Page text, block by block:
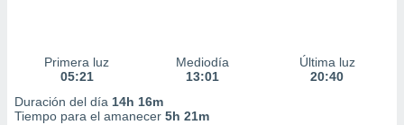
Primera luz
05:21
Mediodía
13:01
Última luz
20:40
Duración del día 14h 16m
Tiempo para el amanecer 5h 21m